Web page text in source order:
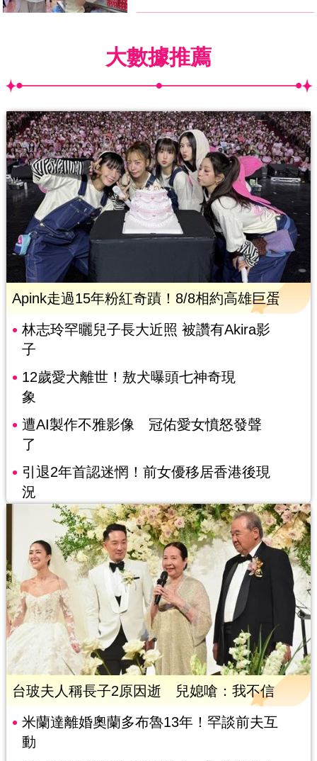
大數據推薦
Apink走過15年粉紅奇蹟！8/8相約高雄巨蛋
林志玲罕曬兒子長大近照 被讚有Akira影
子
12歲愛犬離世！敖犬曝頭七神奇現
象
遭AI製作不雅影像 冠佑愛女憤怒發聲
了
引退2年首認迷惘！前女優移居香港後現
況
台玻夫人稱長子2原因逝 兒媳嗆：我不信
米蘭達離婚奧蘭多布魯13年！罕談前夫互
動